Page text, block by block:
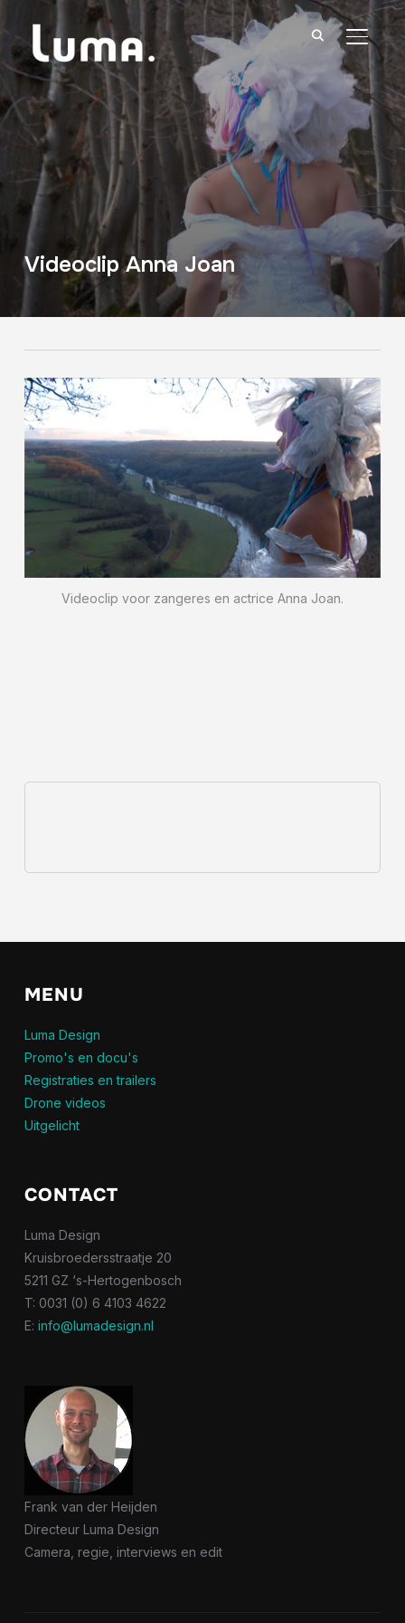
Videoclip Anna Joan
Videoclip voor zangeres en actrice Anna Joan.
MENU
Luma Design
Promo's en docu's
Registraties en trailers
Drone videos
Uitgelicht
CONTACT
Luma Design
Kruisbroedersstraatje 20
5211 GZ ‘s-Hertogenbosch
T: 0031 (0) 6 4103 4622
E: info@lumadesign.nl
Frank van der Heijden
Directeur Luma Design
Camera, regie, interviews en edit